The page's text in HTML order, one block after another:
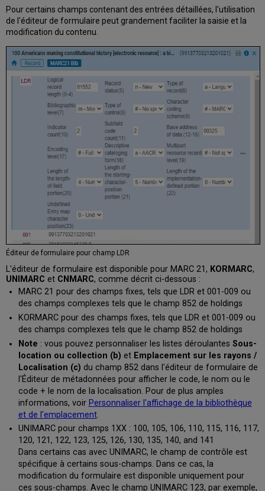
Pour certains champs contenant des entrées détaillées, l'utilisation
de l'éditeur de formulaire peut grandement faciliter la saisie et la
modification du contenu.
Éditeur de formulaire pour champ LDR
L'éditeur de formulaire est disponible pour MARC 21, KORMARC,
UNIMARC et CNMARC, comme décrit ci-dessous :
MARC 21 pour des champs fixes, tels que LDR et 001-009 ou
des champs complexes tels que le champ 852 de holdings
KORMARC pour des champs fixes, tels que LDR et 001-009 ou
des champs complexes tels que le champ 852 de holdings
Note : vous pouvez personnaliser les listes déroulantes Sous-
location ou collection (b) et Emplacement sur les rayons /
Localisation (c) du champ 852 dans l'éditeur de formulaire de
l'Éditeur de métadonnées pour afficher le code, le nom ou le
code + le nom de la localisation. Pour de plus amples
informations, voir Personnaliser l'affichage de la bibliothèque
et de l'emplacement.
UNIMARC pour champs 1XX : 100, 105, 106, 110, 115, 116, 117,
120, 121, 122, 123, 125, 126, 130, 135, 140, and 141
Dans certains cas avec UNIMARC, le champ de contrôle est
spécifique à certains sous-champs. Dans ce cas, la
modification du formulaire est disponible uniquement pour
ces sous-champs. Avec le champ UNIMARC 123, par exemple,